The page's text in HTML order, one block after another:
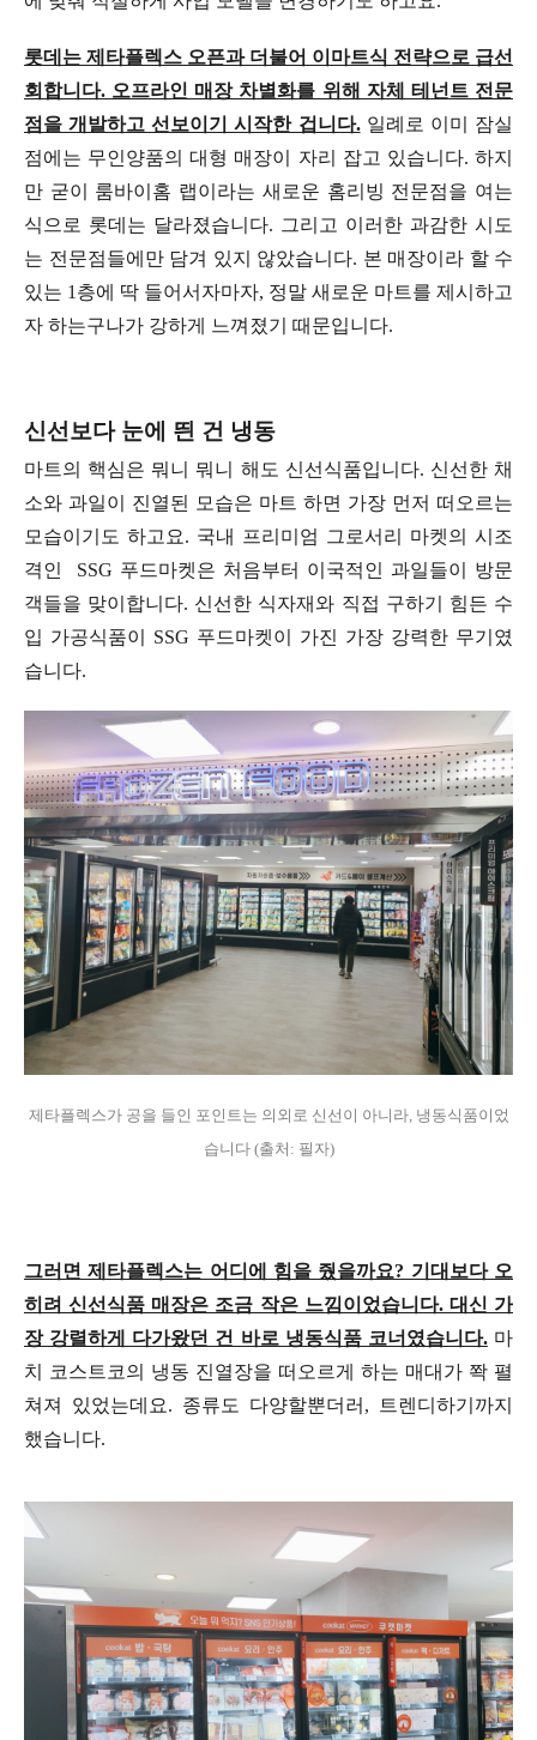
롯데는 제타플렉스 오픈과 더불어 이마트식 전략으로 급선
회합니다. 오프라인 매장 차별화를 위해 자체 테넌트 전문
점을 개발하고 선보이기 시작한 겁니다.일례로 이미 잠실
점에는 무인양품의 대형 매장이 자리 잡고 있습니다. 하지
만 굳이 룸바이홈 랩이라는 새로운 홈리빙 전문점을 여는
식으로 롯데는 달라졌습니다. 그리고 이러한 과감한 시도
는 전문점들에만 담겨 있지 않았습니다. 본 매장이라 할 수
있는 1층에 딱 들어서자마자, 정말 새로운 마트를 제시하고
자 하는구나가 강하게 느껴졌기 때문입니다.
신선보다 눈에 띈 건 냉동
마트의 핵심은 뭐니 뭐니 해도 신선식품입니다. 신선한 채
소와 과일이 진열된 모습은 마트 하면 가장 먼저 떠오르는
모습이기도 하고요. 국내 프리미엄 그로서리 마켓의 시조
격인 SSG 푸드마켓은 처음부터 이국적인 과일들이 방문
객들을 맞이합니다. 신선한 식자재와 직접 구하기 힘든 수
입 가공식품이 SSG 푸드마켓이 가진 가장 강력한 무기였
습니다.
제타플렉스가 공을 들인 포인트는 의외로 신선이 아니라, 냉동식품이었
습니다 (출처: 필자)
그러면 제타플렉스는 어디에 힘을 줬을까요? 기대보다 오
히려 신선식품 매장은 조금 작은 느낌이었습니다. 대신 가
장 강렬하게 다가왔던 건 바로 냉동식품 코너였습니다.마
치 코스트코의 냉동 진열장을 떠오르게 하는 매대가 쫙 펼
쳐져 있었는데요. 종류도 다양할뿐더러, 트렌디하기까지
했습니다.